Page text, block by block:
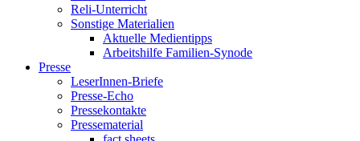
Reli-Unterricht
Sonstige Materialien
Aktuelle Medientipps
Arbeitshilfe Familien-Synode
Presse
LeserInnen-Briefe
Presse-Echo
Pressekontakte
Pressematerial